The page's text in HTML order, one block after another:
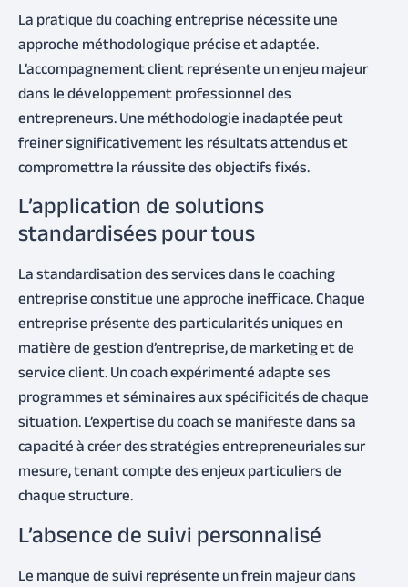
La pratique du coaching entreprise nécessite une
approche méthodologique précise et adaptée.
L’accompagnement client représente un enjeu majeur
dans le développement professionnel des
entrepreneurs. Une méthodologie inadaptée peut
freiner significativement les résultats attendus et
compromettre la réussite des objectifs fixés.
L’application de solutions
standardisées pour tous
La standardisation des services dans le coaching
entreprise constitue une approche inefficace. Chaque
entreprise présente des particularités uniques en
matière de gestion d’entreprise, de marketing et de
service client. Un coach expérimenté adapte ses
programmes et séminaires aux spécificités de chaque
situation. L’expertise du coach se manifeste dans sa
capacité à créer des stratégies entrepreneuriales sur
mesure, tenant compte des enjeux particuliers de
chaque structure.
L’absence de suivi personnalisé
Le manque de suivi représente un frein majeur dans